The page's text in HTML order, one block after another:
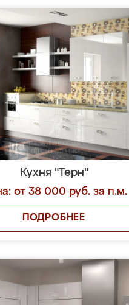
Кухня "Терн"
от 38 000 руб. за п.м.
ПОДРОБНЕЕ